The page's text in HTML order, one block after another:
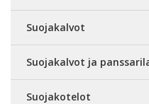
Suojakalvot
Suojakalvot ja
Suojakotelot